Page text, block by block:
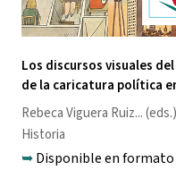
Los discursos visuales
de la caricatura política
Rebeca Viguera Ruiz... (eds.)
Historia
➥Disponible en